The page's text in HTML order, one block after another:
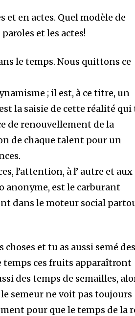
et en actes. Quel modèle de
et les actes!
le temps. Nous quittons ce
; il est, à ce titre, un
la saisie de cette réalité qui
de renouvellement de la
de chaque talent pour un
l’attention, à l’ autre et aux
anonyme, est le carburant
dans le moteur social
et tu as aussi semé des
temps ces fruits apparaîtront
des temps de semailles,
semeur ne voit pas toujours
pour que le temps de la